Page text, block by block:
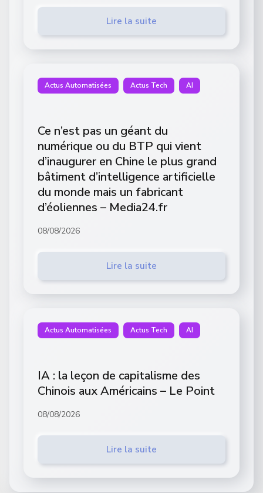
Lire la suite
Actus Automatisées Actus Tech AI
Ce n’est pas un géant du
numérique ou du BTP qui vient
d’inaugurer en Chine le plus grand
bâtiment d’intelligence artificielle
du monde mais un fabricant
d’éoliennes – Media24.fr
08/08/2026
Lire la suite
Actus Automatisées Actus Tech AI
IA : la leçon de capitalisme des
Chinois aux Américains – Le Point
08/08/2026
Lire la suite